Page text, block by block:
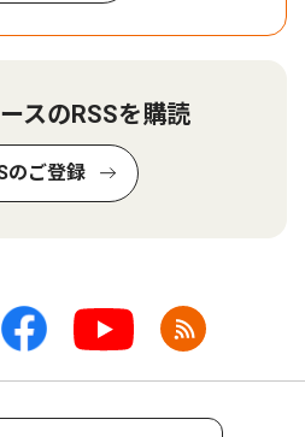
スのRSSを購読
のご登録